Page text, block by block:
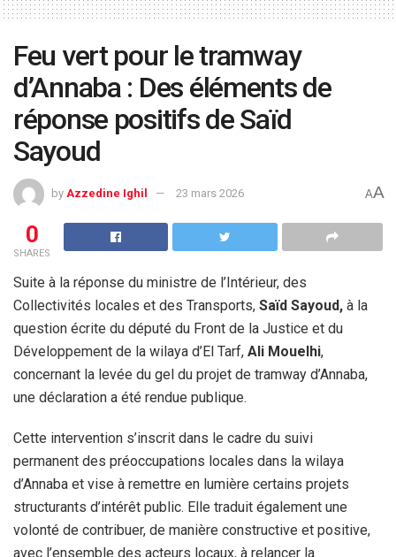
Feu vert pour le tramway
d’Annaba : Des éléments de
réponse positifs de Saïd
Sayoud
by Azzedine Ighil 23 mars 2026 AA
0
SHARES
Suite à la réponse du ministre de l’Intérieur, des
Collectivités locales et des Transports, Saïd Sayoud, à la
question écrite du député du Front de la Justice et du
Développement de la wilaya d’El Tarf, Ali Mouelhi,
concernant la levée du gel du projet de tramway d’Annaba,
une déclaration a été rendue publique.
Cette intervention s’inscrit dans le cadre du suivi
permanent des préoccupations locales dans la wilaya
d’Annaba et vise à remettre en lumière certains projets
structurants d’intérêt public. Elle traduit également une
volonté de contribuer, de manière constructive et positive,
avec l’ensemble des acteurs locaux, à relancer la